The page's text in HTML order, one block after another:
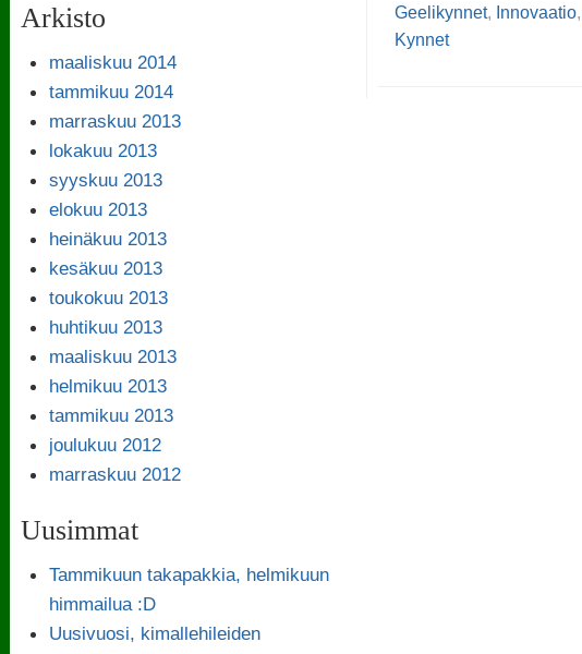
Geelikynnet, Innovaatio,
Kynnet
Arkisto
maaliskuu 2014
tammikuu 2014
marraskuu 2013
lokakuu 2013
syyskuu 2013
elokuu 2013
heinäkuu 2013
kesäkuu 2013
toukokuu 2013
huhtikuu 2013
maaliskuu 2013
helmikuu 2013
tammikuu 2013
joulukuu 2012
marraskuu 2012
Uusimmat
Tammikuun takapakkia, helmikuun
himmailua :D
Uusivuosi, kimallehileiden